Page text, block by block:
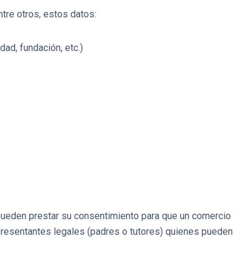
otros, estos datos:
fundación, etc.)
prestar su consentimiento para que un comercio
legales (padres o tutores) quienes pueden